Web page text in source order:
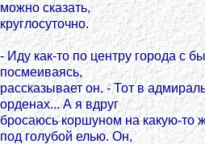
можно сказать,
круглосуточно.
- Иду как-то по центру города с
посмеиваясь,
рассказывает он. - Тот в
орденах... А я вдруг
бросаюсь коршуном на какую-то
под голубой елью. Он,